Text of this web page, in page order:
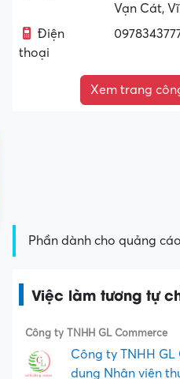
Vạn Cát,
Điện
thoại
Xem trang
Phần dành cho quảng cáo
Việc làm tương tự
Công ty TNHH GL Commerce
Công ty TNHH GL
dụng Nhân viên